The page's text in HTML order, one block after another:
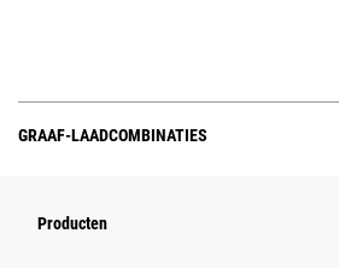
GRAAF-LAADCOMBINATIES
Producten